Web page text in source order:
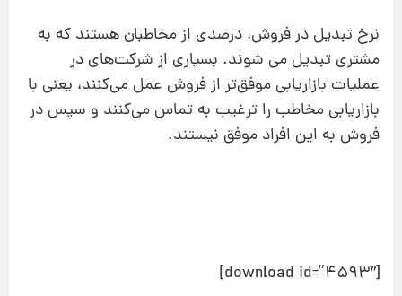
نرخ تبدیل در فروش، درصدی از مخاطبان هستند که به
مشتری تبدیل می شوند. بسیاری از شرکت‌های در
عملیات بازاریابی موفق‌تر از فروش عمل می‌کنند، یعنی با
بازاریابی مخاطب را ترغیب به تماس می‌کنند و سپس در
فروش به این افراد موفق نیستند.
[download id=”4593″]